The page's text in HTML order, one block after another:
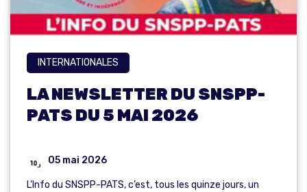
INTERNATIONALES
LA NEWSLETTER DU SNSPP-
PATS DU 5 MAI 2026
05 mai 2026
L’Info du SNSPP-PATS, c’est, tous les quinze jours, un